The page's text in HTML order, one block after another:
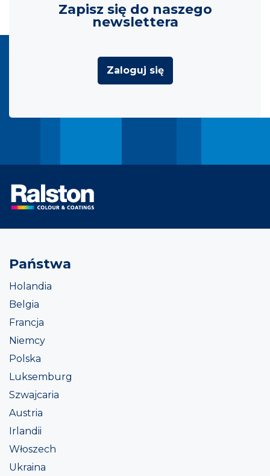
Zapisz się do naszego
newslettera
Zaloguj się
Państwa
Holandia
Belgia
Francja
Niemcy
Polska
Luksemburg
Szwajcaria
Austria
Irlandii
Włoszech
Ukraina